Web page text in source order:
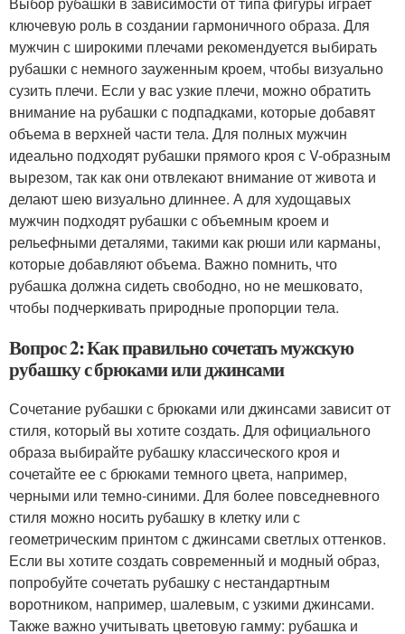
ключевую роль в создании гармоничного образа. Для
мужчин с широкими плечами рекомендуется выбирать
рубашки с немного зауженным кроем, чтобы визуально
сузить плечи. Если у вас узкие плечи, можно обратить
внимание на рубашки с подпадками, которые добавят
объема в верхней части тела. Для полных мужчин
идеально подходят рубашки прямого кроя с V-образным
вырезом, так как они отвлекают внимание от живота и
делают шею визуально длиннее. А для худощавых
мужчин подходят рубашки с объемным кроем и
рельефными деталями, такими как рюши или карманы,
которые добавляют объема. Важно помнить, что
рубашка должна сидеть свободно, но не мешковато,
чтобы подчеркивать природные пропорции тела.
Вопрос 2: Как правильно сочетать мужскую
рубашку с брюками или джинсами
Сочетание рубашки с брюками или джинсами зависит от
стиля, который вы хотите создать. Для официального
образа выбирайте рубашку классического кроя и
сочетайте ее с брюками темного цвета, например,
черными или темно-синими. Для более повседневного
стиля можно носить рубашку в клетку или с
геометрическим принтом с джинсами светлых оттенков.
Если вы хотите создать современный и модный образ,
попробуйте сочетать рубашку с нестандартным
воротником, например, шалевым, с узкими джинсами.
Также важно учитывать цветовую гамму: рубашка и